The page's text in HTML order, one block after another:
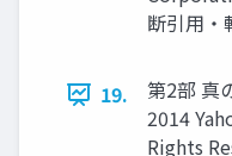
断引用・
19.
第2部 真
2014
Rights